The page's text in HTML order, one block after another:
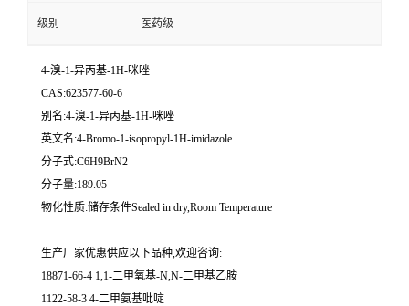
级别 医药级
4-溴-1-异丙基-1H-咪唑
CAS:623577-60-6
别名:4-溴-1-异丙基-1H-咪唑
英文名:4-Bromo-1-isopropyl-1H-imidazole
分子式:C6H9BrN2
分子量:189.05
物化性质:储存条件Sealed in dry,Room Temperature
生产厂家优惠供应以下品种,欢迎咨询:
18871-66-4 1,1-二甲氧基-N,N-二甲基乙胺
1122-58-3 4-二甲氨基吡啶